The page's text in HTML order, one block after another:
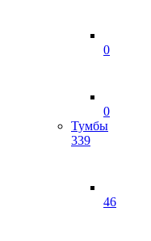
0
0
Тумбы
339
46